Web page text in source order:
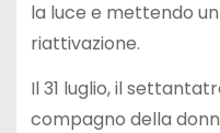
la luce e mettendo
riattivazione.
Il 31 luglio, il
compagno della